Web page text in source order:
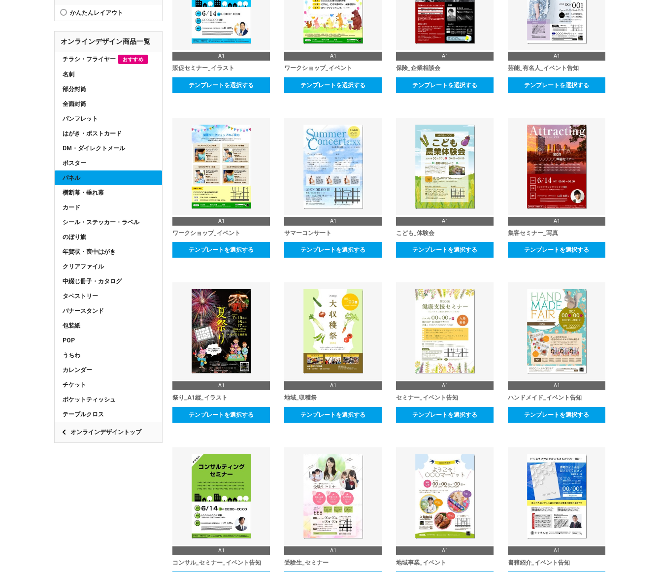
かんたんレイアウト
オンラインデザイン商品一覧
チラシ・フライヤー おすすめ
名刺
部分封筒
全面封筒
パンフレット
はがき・ポストカード
DM・ダイレクトメール
ポスター
パネル
横断幕・垂れ幕
カード
シール・ステッカー・ラベル
のぼり旗
年賀状・喪中はがき
クリアファイル
中綴じ冊子・カタログ
タペストリー
バナースタンド
包装紙
POP
うちわ
カレンダー
チケット
ポケットティッシュ
テーブルクロス
オンラインデザイントップ
A1
販促セミナー_イラスト
テンプレートを選択する
A1
ワークショップ_イベント
テンプレートを選択する
A1
保険_企業相談会
テンプレートを選択する
A1
芸能_有名人_イベント告知
テンプレートを選択する
A1
ワークショップ_イベント
テンプレートを選択する
A1
サマーコンサート
テンプレートを選択する
A1
こども_体験会
テンプレートを選択する
A1
集客セミナー_写真
テンプレートを選択する
A1
祭り_A1縦_イラスト
テンプレートを選択する
A1
地域_収穫祭
テンプレートを選択する
A1
セミナー_イベント告知
テンプレートを選択する
A1
ハンドメイド_イベント告知
テンプレートを選択する
A1
コンサル_セミナー_イベント告知
A1
受験生_セミナー
A1
地域事業_イベント
A1
書籍紹介_イベント告知